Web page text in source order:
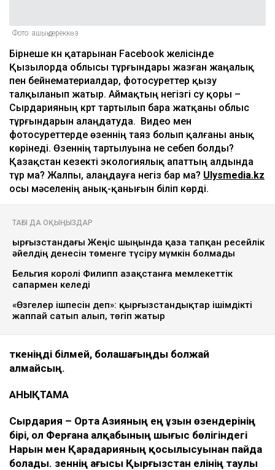
Фото: ашық дереккөз
Бірнеше күн қатарынан Facebook желісінде
Қызылорда облысы тұрғындары жазған жаңалық
пен бейнематериалдар, фотосуреттер қызу
талқыланып жатыр. Аймақтың негізгі су қоры –
Сырдарияның күрт тартылып бара жатқаны облыс
тұрғындарын алаңдатуда. Видео мен
фотосуреттерде өзеннің таяз болып қалғаны анық
көрінеді. Өзеннің тартылуына не себеп болды?
Қазақстан кезекті экологиялық апаттың алдында
тұр ма? Жалпы, алаңдауға негіз бар ма? Ulysmedia.kz
осы мәселенің анық-қанығын біліп көрді.
ТАҒЫ ДА ОҚЫҢЫЗДАР
Қырғызстандағы Жеңіс шыңында қаза тапқан ресейлік
әйелдің денесін төменге түсіру мүмкін болмады
Бельгия королі Филипп Қазақстанға мемлекеттік
сапармен келеді
«Өзгелер ішпесін деп»: қырғызстандықтар ішімдікті
жаппай сатып алып, төгіп жатыр
Өткеніңді білмей, болашағыңды болжай
алмайсың.
АНЫҚТАМА
Сырдария – Орта Азияның ең ұзын өзендерінің
бірі, ол Ферғана алқабының шығыс бөлігіндегі
Нарын мен Қарадарияның қосылысуынан пайда
болады. Өзеннің ағысы Қырғызстан елінің таулы